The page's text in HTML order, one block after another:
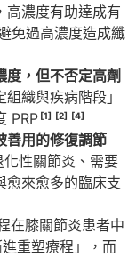
高濃度有助達成有
免過高濃度造成纖
，但不否定高劑
織與疾病階段」
PRP [1] [2] [4]
善用的修復調節
化性關節炎、需要
愈來愈多的臨床支
在膝關節炎患者中
進重塑療程」，而